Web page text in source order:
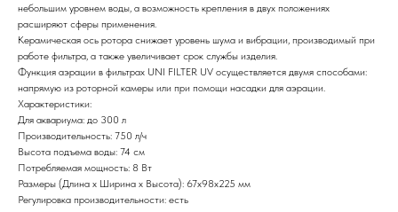
небольшим уровнем воды, а возможность крепления в двух положениях
расширяют сферы применения.
Керамическая ось ротора снижает уровень шума и вибрации, производимый при
работе фильтра, а также увеличивает срок службы изделия.
Функция аэрации в фильтрах UNI FILTER UV осуществляется двумя способами:
напрямую из роторной камеры или при помощи насадки для аэрации.
Характеристики:
Для аквариума: до 300 л
Производительность: 750 л/ч
Высота подъема воды: 74 cм
Потребляемая мощность: 8 Вт
Размеры (Длина х Ширина х Высота): 67x98x225 мм
Регулировка производительности: есть